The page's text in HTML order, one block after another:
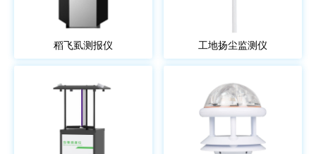
稻飞虱测报仪 工地扬尘监测仪